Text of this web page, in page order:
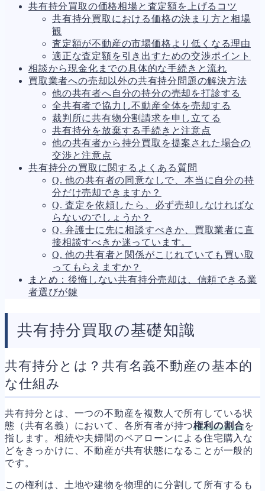
私的整理156
法的整理469
債権者対応
換価・競売55
共有持分買取の価格相場と査定額を上げるコツ
共有持分買取における価格の決まり方と相場
観
査定額が不動産の市場価格より低くなる理由
適正な査定額を引き出すための交渉ポイント
相談から現金化までの具体的な手続きと流れ
買取業者への売却以外の共有持分問題の解決方法
他の共有者へ自分の持分の売却を打診する
全共有者で協力し不動産全体を売却する
裁判所に共有物分割請求を申し立てる
共有持分を放棄する手続きと注意点
他の共有者から持分買取を提案された場合の
交渉と注意点
共有持分の買取に関するよくある質問
Q. 他の共有者の同意なしで、本当に自分の持
分だけ売却できますか？
Q. 査定を依頼したら、必ず売却しなければな
らないのでしょうか？
Q. 弁護士に先に相談すべきか、買取業者に直
接相談すべきか迷っています。
Q. 他の共有者と関係がこじれていても買い取
ってもらえますか？
まとめ：後悔しない共有持分売却は、信頼できる業
者選びが鍵
共有持分買取の基礎知識
共有持分とは？共有名義不動産の基本的
な仕組み
共有持分とは、一つの不動産を複数人で所有している状
態（共有名義）において、各所有者が持つ権利の割合を
指します。相続や夫婦間のペアローンによる住宅購入な
どをきっかけに、不動産が共有状態になることが一般的
です。
この権利は、土地や建物を物理的に分割して所有するも